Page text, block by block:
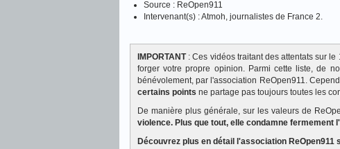
Source : ReOpen911
Intervenant(s) : Atmoh, journalistes de France 2.
IMPORTANT: Ces vidéos traitant des attentats sur
forger votre propre opinion. Parmi cette liste, de
bénévolement, par l'association ReOpen911.
certains points ne partage pas toujours toutes les
De manière plus générale, sur les valeurs de
violence. Plus que tout, elle condamne
Découvrez plus en détail l'association ReOpen911